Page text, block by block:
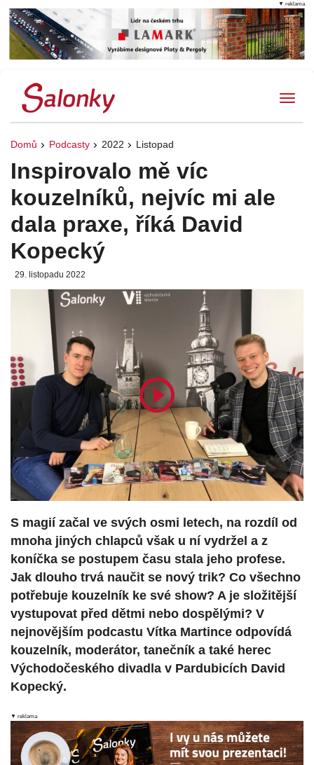
Domů Podcasty 2022 Listopad
Inspirovalo mě víc
kouzelníků, nejvíc mi ale
dala praxe, říká David
Kopecký
29. listopadu 2022
S magií začal ve svých osmi letech, na rozdíl od
mnoha jiných chlapců však u ní vydržel a z
koníčka se postupem času stala jeho profese.
Jak dlouho trvá naučit se nový trik? Co všechno
potřebuje kouzelník ke své show? A je složitější
vystupovat před dětmi nebo dospělými? V
nejnovějším podcastu Vítka Martince odpovídá
kouzelník, moderátor, tanečník a také herec
Východočeského divadla v Pardubicích David
Kopecký.
▼ reklama
▼ reklama